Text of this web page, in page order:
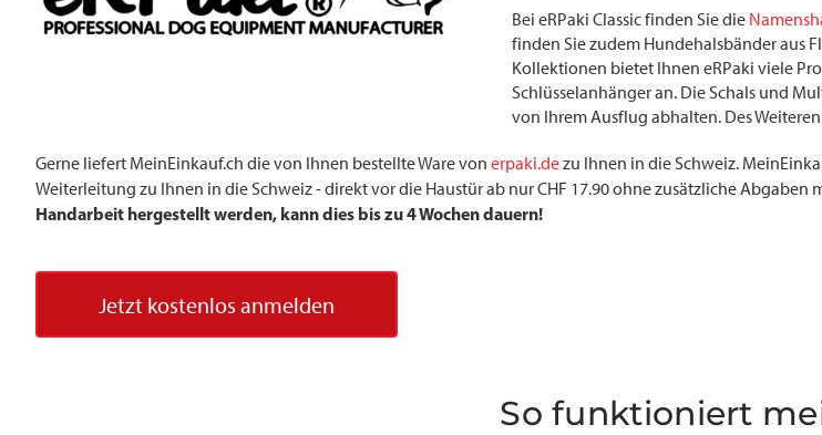
Bei eRPaki Classic finden Sie die
finden Sie zudem Hundehalsbänder aus
Kollektionen bietet Ihnen eRPaki viele
Schlüsselanhänger an. Die Schals und
von Ihrem Ausflug abhalten. Des
Gerne liefert MeinEinkauf.ch die von Ihnen bestellte Ware von erpaki.dezu Ihnen in die Schweiz.
Weiterleitung zu Ihnen in die Schweiz - direkt vor die Haustür ab nur CHF 17.90 ohne zusätzliche Abgaben
Handarbeit hergestellt werden, kann dies bis zu 4 Wochen dauern!
Jetzt kostenlos anmelden
So funktioniert